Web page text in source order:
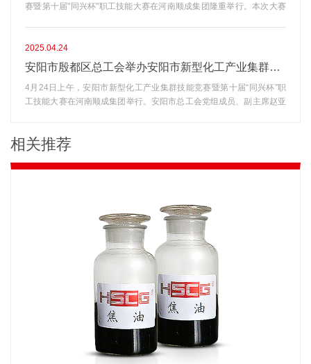
善空气质量。减缓气候变化，保护地球生态系统的平衡。提高能源利用
低能源消耗和减少污染物排放。加强能源管理：通过制定合理的能源管
理制度、加强能源计量和统计、推广节能技术和设备等措施，可以提高
现能源数据的实时监测和分析，为企业的能源管理提供有力支持。加强
环保意识：充分认识到环境保护的重要性，加强环保意识教育，推广环
起，传达节能降碳理念。改变生活方式：培养低碳环保的生活习惯，如
节约用水、垃圾分类等。节能降碳创新：倡导和支持绿色科技、环保产
能降碳贡献一份力量，我们就能共同创造一个更加美好、绿色低碳的未
赛暨第十届"同兴杯"职工技能大赛在河南顺成集团隆重举行。本次大赛
干同台竞技。赛场上，选手们通过理论测试与实际操作相结合的考核方
式展开激烈角逐。仪表工区选手以毫米级的精准调试展现职业素养，铲
车驾驶员在狭窄赛道完成高难度物料转运，化验员们则通过严谨的化学
分析流程彰显技能水平。经过全天紧张比拼，河南顺成集团表现亮眼，
共斩获11个奖项好成绩。这次竞赛既是对产业工人技能水平的大检阅，
表示：此次技能大赛的成功举办，不仅为职工提供了展示才能的舞台，
能，持续推进职工素质提升工程，助力打造知识型、技能型、创新型劳
量发展培育更多高技能人才。项目名次姓名单位仪表组第1名杨现军顺
成仪表组第2名程晓顺成仪表组第3名韩云燕顺成电工组第3名牛庆军顺
成焊工组第2名董星顺成铲车组第1名吴昕隆顺成铲车组第2名吴延杰顺
成铲车组第2名马国辉顺成铲车组第3名焦俊伟顺成化验组第1名程晓庆
顺成化验组第3名秦娜娜顺成
2025.04.24
安阳市殷都区总工会举办安阳市新型化工产业集群技能竞赛暨第十届“同兴杯”职工技能大赛
4月24日上午，安阳市新型化工产业集群技能竞赛暨第十届“同兴杯”职
工技能大赛在河南顺成集团举行。安阳市总工会党组成员、副主席赵亚
长孟祥峰、铜冶镇工会主席李爱民、河南省顺成集团绿色发展项目指挥
力主办、河南顺成集团精心承办。（河南顺成集团副总经理李凯致辞）
时，向所有参赛的职工朋友们致以诚挚的问候！（铜冶镇工会主席李爱
民讲话）（殷都区总工会党组书记、主席马建军讲话）（安阳市总工会
党组成员、副主席赵亚飞宣布安阳市新型化工产业集群技能竞赛暨第十
届“同兴杯”职工技能大赛开始!）铜冶镇工会主席李爱民首先讲话，随后
殷都区人大常委会副主任、区总工会党组书记、主席马建军讲话，他
说：今天我们在河南顺成集团举行安阳市新型化工产业集群技能竞赛暨
第十届“同兴杯”职工技能大赛活动，就是“五赛一争”职工大比武的重大实
践，为我区产业工人技能提升提供了平台。在此，我代表殷都区总工会
对大赛的举办表示热烈祝贺，向一直关心和支持工会各项工作的市总领
导、铜冶镇党政领导表示衷心的感谢，向精心筹备此次技能竞赛的河南
顺成集团的领导和职工表示感谢，向踊跃参与竞赛的广大职工朋友们致
相关推荐